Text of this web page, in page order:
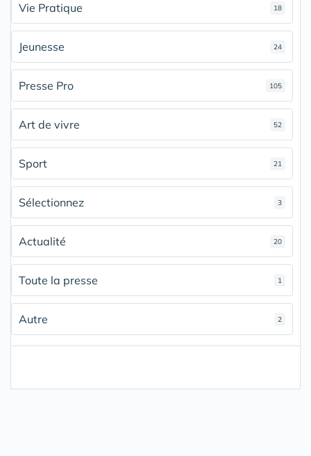
Vie Pratique 18
Jeunesse 24
Presse Pro 105
Art de vivre 52
Sport 21
Sélectionnez 3
Actualité 20
Toute la presse 1
Autre 2